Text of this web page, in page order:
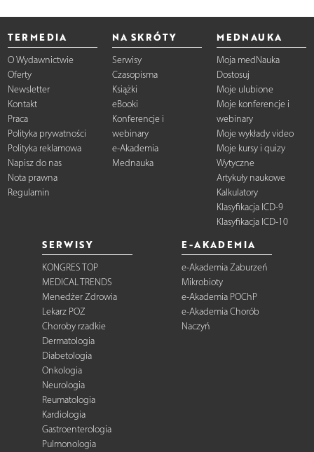
TERMEDIA
O Wydawnictwie
Oferty
Newsletter
Kontakt
Praca
Polityka prywatności
Polityka reklamowa
Napisz do nas
Nota prawna
Regulamin
NA SKRÓTY
Serwisy
Czasopisma
Książki
eBooki
Konferencje i
webinary
e-Akademia
Mednauka
MEDNAUKA
Moja medNauka
Dostosuj
Moje ulubione
Moje konferencje i
webinary
Moje wykłady video
Moje kursy i quizy
Wytyczne
Artykuły naukowe
Kalkulatory
Klasyfikacja ICD-9
Klasyfikacja ICD-10
SERWISY
KONGRES TOP
MEDICAL TRENDS
Menedżer Zdrowia
Lekarz POZ
Choroby rzadkie
Dermatologia
Diabetologia
Onkologia
Neurologia
Reumatologia
Kardiologia
Gastroenterologia
Pulmonologia
E-AKADEMIA
e-Akademia Zaburzeń
Mikrobioty
e-Akademia POChP
e-Akademia Chorób
Naczyń